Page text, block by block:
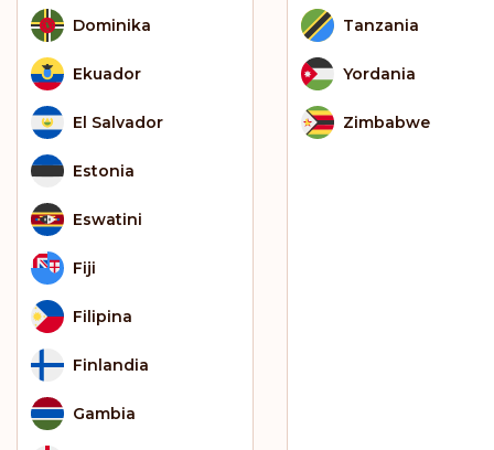
Dominika
Ekuador
El Salvador
Estonia
Eswatini
Fiji
Filipina
Finlandia
Gambia
Tanzania
Yordania
Zimbabwe